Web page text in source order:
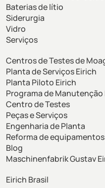
Baterias de lítio
Siderurgia
Vidro
Serviços
Centros de Testes de
Planta de Serviços Eirich
Planta Piloto Eirich
Programa de Manutenção
Centro de Testes
Peças e Serviços
Engenharia de Planta
Reforma de equipamentos
Blog
Maschinenfabrik Gustav
Eirich Brasil